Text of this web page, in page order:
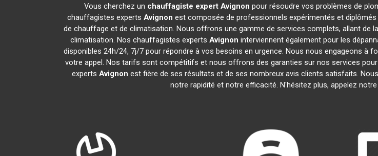
Vous cherchez un chauffagiste expert Avignon pour résoudre vos problèmes de
chauffagistes experts Avignon est composée de professionnels expérimentés et
de chauffage et de climatisation. Nous offrons une gamme de services complets, allant de
climatisation. Nos chauffagistes experts Avignon interviennent également pour les
disponibles 24h/24, 7j/7 pour répondre à vos besoins en urgence. Nous nous engageons à
votre appel. Nos tarifs sont compétitifs et nous offrons des garanties sur nos services
experts Avignon est fière de ses résultats et de ses nombreux avis clients satisfaits.
notre rapidité et notre efficacité. N'hésitez plus, appelez